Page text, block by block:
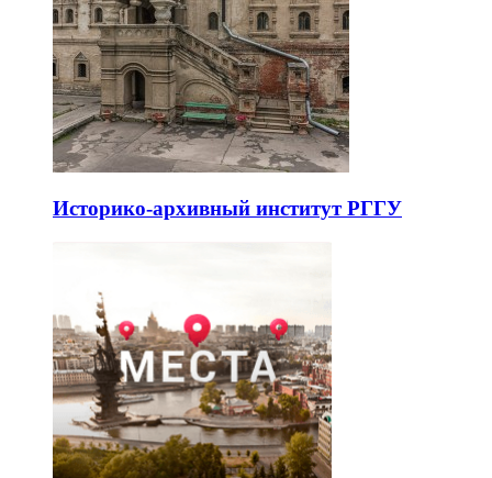
Историко-архивный институт РГГУ